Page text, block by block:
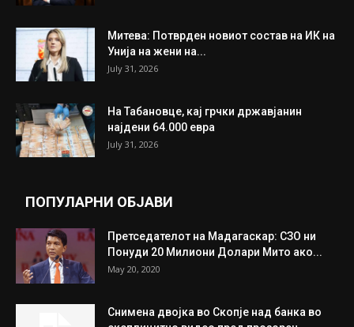
Митева: Потврден новиот состав на ИК на
Унија на жени на...
July 31, 2026
На Табановце, кај грчки државјанин
најдени 64.000 евра
July 31, 2026
ПОПУЛАРНИ ОБЈАВИ
Претседателот на Мадагаскар: СЗО ни
Понуди 20 Милиони Долари Мито ако...
May 20, 2020
Снимена двојка во Скопје над банка во